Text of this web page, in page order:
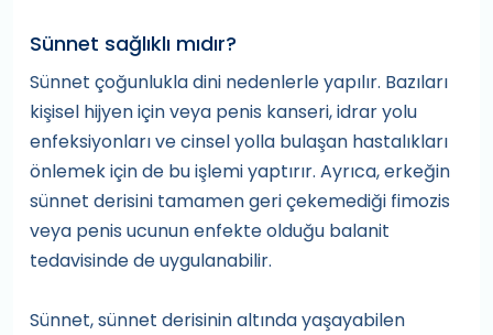
Sünnet sağlıklı mıdır?
Sünnet çoğunlukla dini nedenlerle yapılır. Bazıları
kişisel hijyen için veya penis kanseri, idrar yolu
enfeksiyonları ve cinsel yolla bulaşan hastalıkları
önlemek için de bu işlemi yaptırır. Ayrıca, erkeğin
sünnet derisini tamamen geri çekemediği fimozis
veya penis ucunun enfekte olduğu balanit
tedavisinde de uygulanabilir.
Sünnet, sünnet derisinin altında yaşayabilen